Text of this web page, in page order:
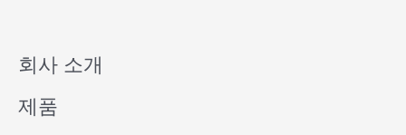
회사 소개
제품